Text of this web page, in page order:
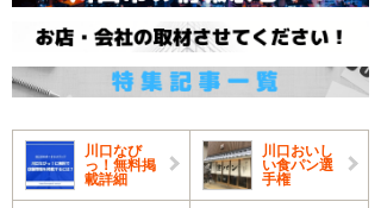
川口なび
っ！無料掲
載詳細
川口おいし
い食パン選
手権